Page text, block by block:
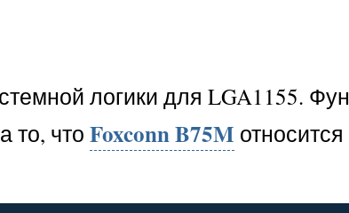
логики для LGA1155.
то, что Foxconn B75M